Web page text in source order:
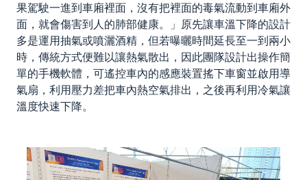
果駕駛一進到車廂裡面，沒有把裡面的毒氣流動到車廂外
面，就會傷害到人的肺部健康。」原先讓車溫下降的設計
多是運用抽氣或噴灑酒精，但若曝曬時間延長至一到兩小
時，傳統方式便難以讓熱氣散出，因此團隊設計出操作簡
單的手機軟體，可遙控車內的感應裝置搖下車窗並啟用導
氣扇，利用壓力差把車內熱空氣排出，之後再利用冷氣讓
溫度快速下降。